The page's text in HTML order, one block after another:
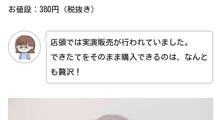
お値段：380円（税抜き）
店頭では実演販売が行われていました。
できたてをそのまま購入できるのは、なんと
も贅沢！